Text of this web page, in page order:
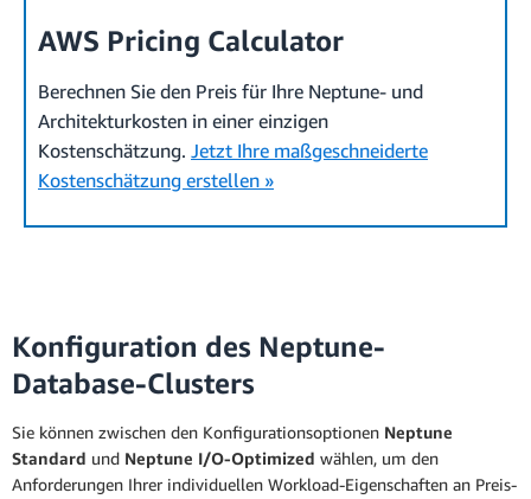
AWS Pricing Calculator
Berechnen Sie den Preis für Ihre Neptune- und
Architekturkosten in einer einzigen
Kostenschätzung. Jetzt Ihre maßgeschneiderte
Kostenschätzung erstellen »
Konfiguration des Neptune-
Database-Clusters
Sie können zwischen den Konfigurationsoptionen Neptune
Standard und Neptune I/O-Optimized wählen, um den
Anforderungen Ihrer individuellen Workload-Eigenschaften an Preis-